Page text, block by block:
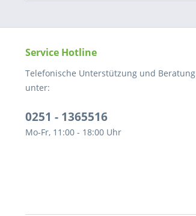
Service Hotline
Telefonische Unterstützung und Beratung
unter:
0251 - 1365516
Mo-Fr, 11:00 - 18:00 Uhr